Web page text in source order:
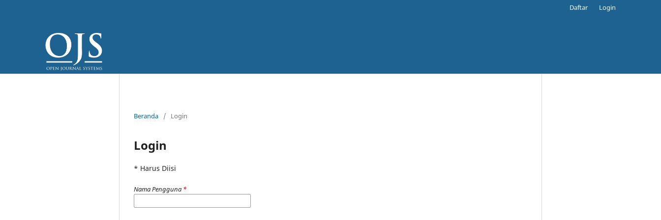
Daftar Login
Beranda / Login
Login
* Harus Diisi
Nama Pengguna *